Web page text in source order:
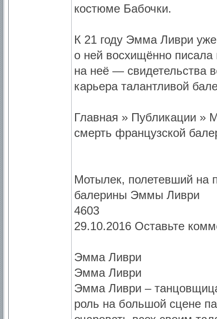
костюме Бабочки.
К 21 году Эмма Ливри
о ней восхищённо писала
на неё — свидетельства
карьера талантливой
Главная » Публикации »
смерть французской
Мотылек, полетевший на
балерины Эммы Ливри
4603
29.10.2016 Оставьте
Эмма Ливри
Эмма Ливри
Эмма Ливри –
роль на большой сцене